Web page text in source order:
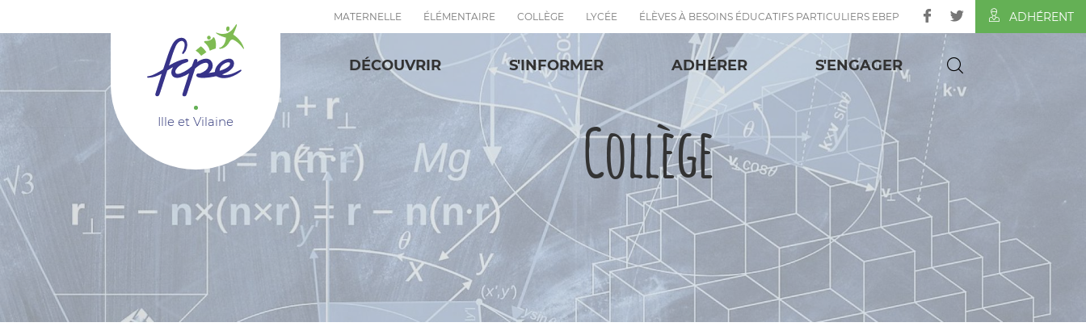
MATERNELLE ÉLÉMENTAIRE COLLÈGE LYCÉE ÉLÈVES À BESOINS ÉDUCATIFS PARTICULIERS EBEP ADHÉRENT
Ille et Vilaine
DÉCOUVRIR S'INFORMER ADHÉRER S'ENGAGER
Collège